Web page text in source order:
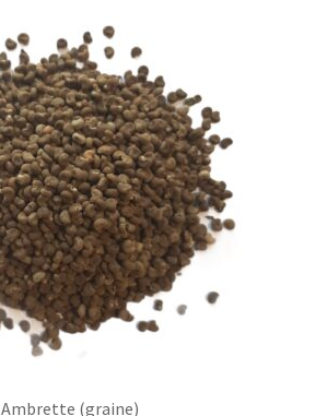
Ambrette (graine)